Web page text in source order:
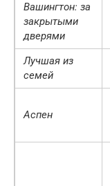
Вашингтон: за
закрытыми
дверями
Лучшая из
семей
Аспен